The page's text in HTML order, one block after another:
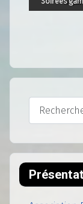
Rechercher